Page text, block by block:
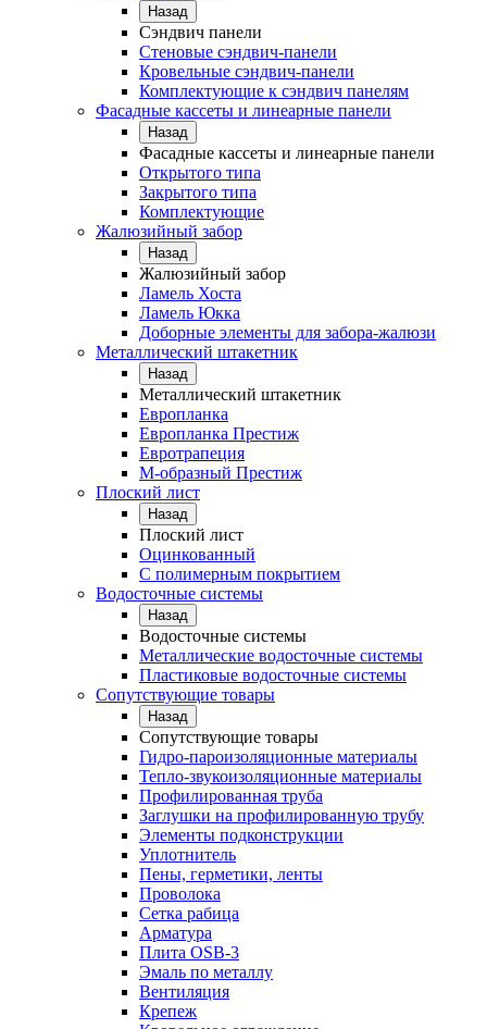
Назад
Сэндвич панели
Стеновые сэндвич-панели
Кровельные сэндвич-панели
Комплектующие к сэндвич панелям
Фасадные кассеты и линеарные панели
Назад
Фасадные кассеты и линеарные панели
Открытого типа
Закрытого типа
Комплектующие
Жалюзийный забор
Назад
Жалюзийный забор
Ламель Хоста
Ламель Юкка
Доборные элементы для забора-жалюзи
Металлический штакетник
Назад
Металлический штакетник
Европланка
Европланка Престиж
Евротрапеция
М-образный Престиж
Плоский лист
Назад
Плоский лист
Оцинкованный
С полимерным покрытием
Водосточные системы
Назад
Водосточные системы
Металлические водосточные системы
Пластиковые водосточные системы
Сопутствующие товары
Назад
Сопутствующие товары
Гидро-пароизоляционные материалы
Тепло-звукоизоляционные материалы
Профилированная труба
Заглушки на профилированную трубу
Элементы подконструкции
Уплотнитель
Пены, герметики, ленты
Проволока
Сетка рабица
Арматура
Плита OSB-3
Эмаль по металлу
Вентиляция
Крепеж